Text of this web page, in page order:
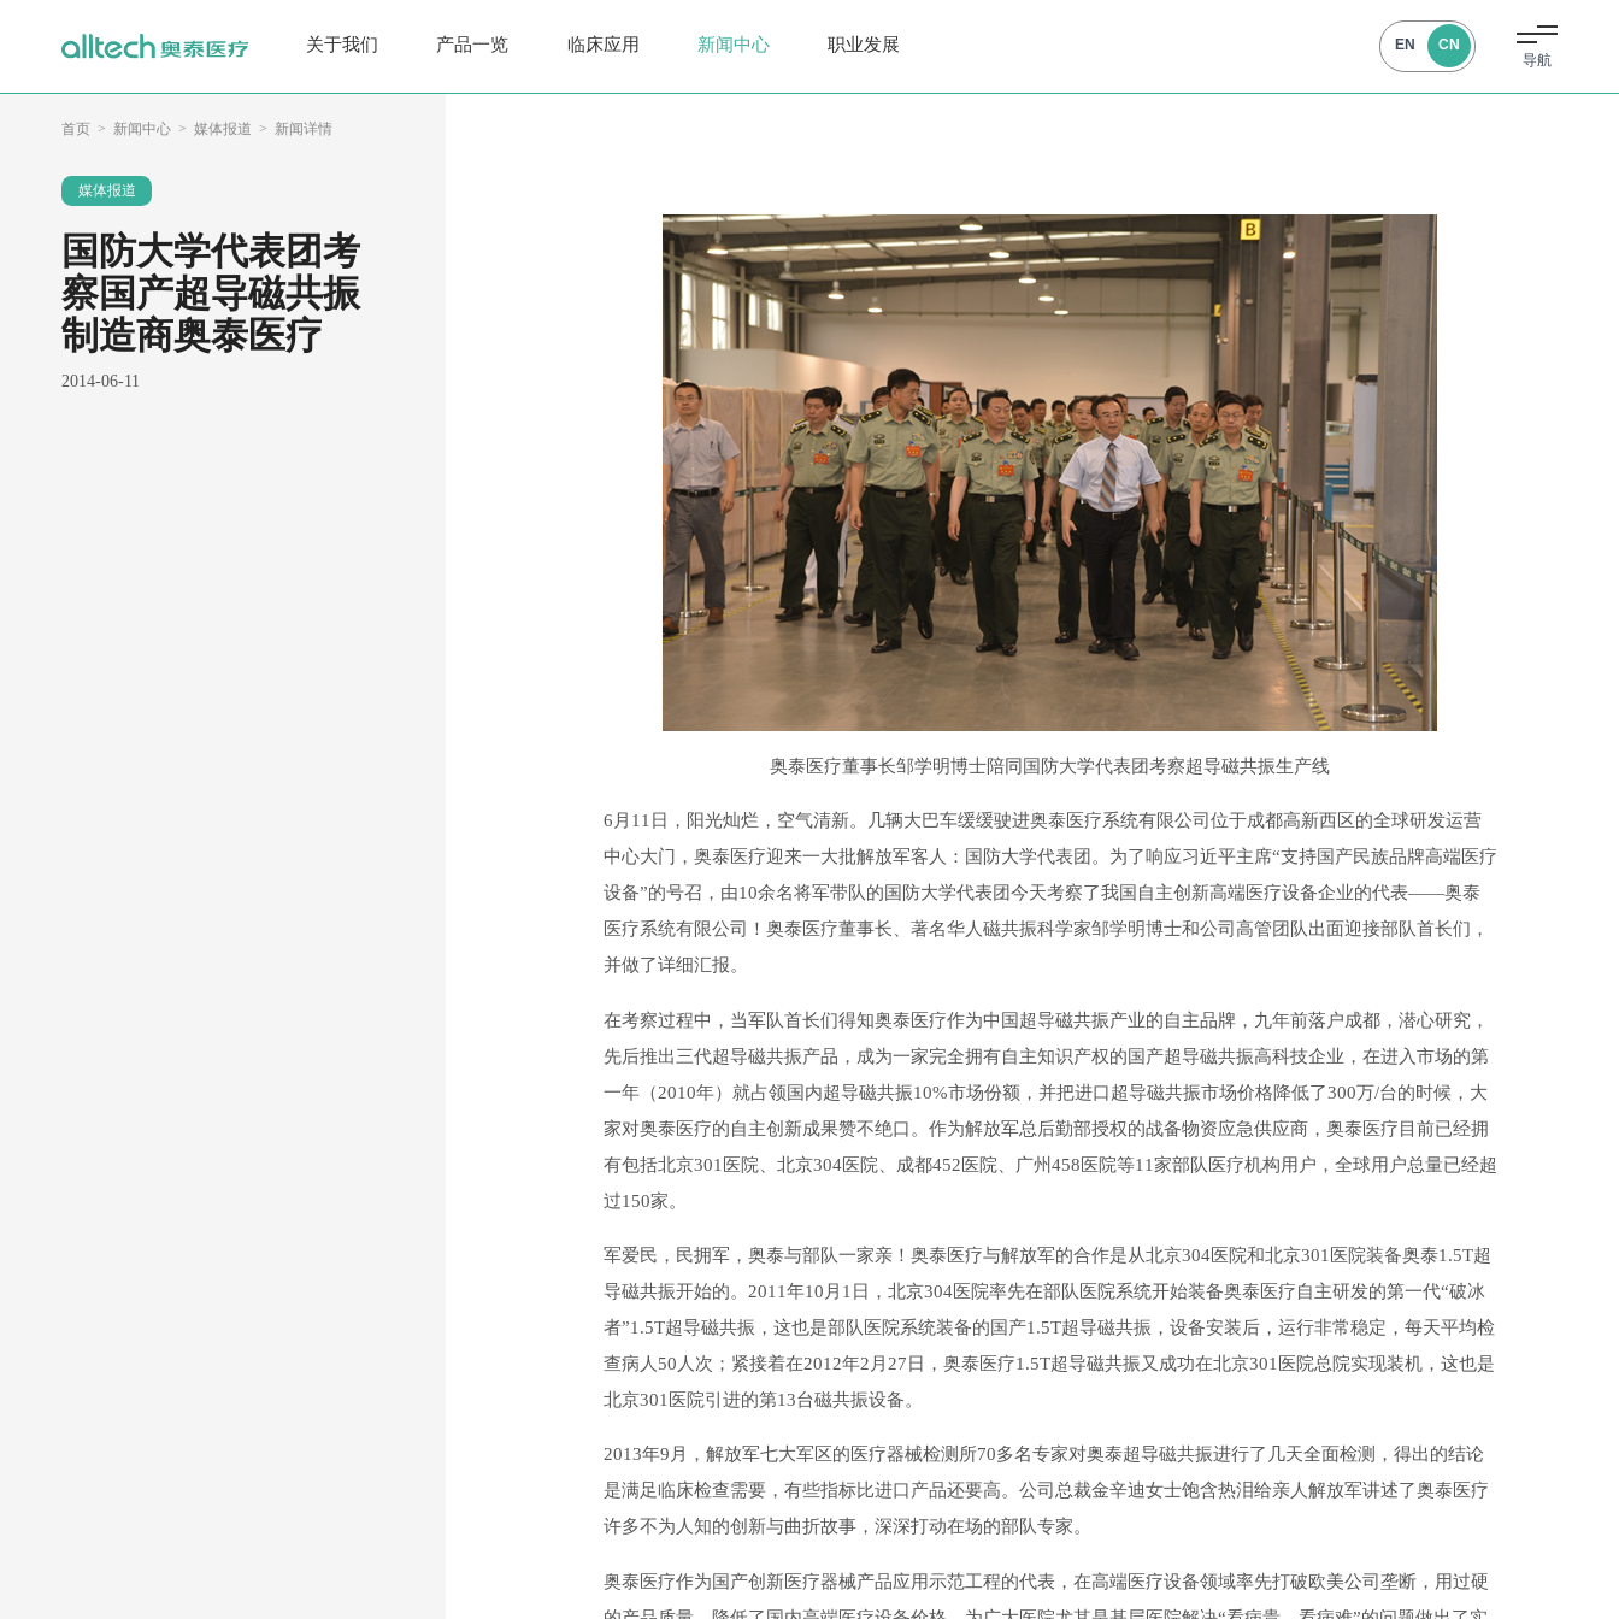
关于我们 产品一览 临床应用 新闻中心 职业发展 EN CN
导航
首页 新闻中心 媒体报道 新闻详情
媒体报道
国防大学代表团考
察国产超导磁共振
制造商奥泰医疗
2014-06-11
奥泰医疗董事长邹学明博士陪同国防大学代表团考察超导磁共振生产线
6月11日，阳光灿烂，空气清新。几辆大巴车缓缓驶进奥泰医疗系统有限公司位于成都高新西区的全球研发运营
中心大门，奥泰医疗迎来一大批解放军客人：国防大学代表团。为了响应习近平主席“支持国产民族品牌高端医疗
设备”的号召，由10余名将军带队的国防大学代表团今天考察了我国自主创新高端医疗设备企业的代表——奥泰
医疗系统有限公司！奥泰医疗董事长、著名华人磁共振科学家邹学明博士和公司高管团队出面迎接部队首长们，
并做了详细汇报。
在考察过程中，当军队首长们得知奥泰医疗作为中国超导磁共振产业的自主品牌，九年前落户成都，潜心研究，
先后推出三代超导磁共振产品，成为一家完全拥有自主知识产权的国产超导磁共振高科技企业，在进入市场的第
一年（2010年）就占领国内超导磁共振10%市场份额，并把进口超导磁共振市场价格降低了300万/台的时候，大
家对奥泰医疗的自主创新成果赞不绝口。作为解放军总后勤部授权的战备物资应急供应商，奥泰医疗目前已经拥
有包括北京301医院、北京304医院、成都452医院、广州458医院等11家部队医疗机构用户，全球用户总量已经超
过150家。
军爱民，民拥军，奥泰与部队一家亲！奥泰医疗与解放军的合作是从北京304医院和北京301医院装备奥泰1.5T超
导磁共振开始的。2011年10月1日，北京304医院率先在部队医院系统开始装备奥泰医疗自主研发的第一代“破冰
者”1.5T超导磁共振，这也是部队医院系统装备的国产1.5T超导磁共振，设备安装后，运行非常稳定，每天平均检
查病人50人次；紧接着在2012年2月27日，奥泰医疗1.5T超导磁共振又成功在北京301医院总院实现装机，这也是
北京301医院引进的第13台磁共振设备。
2013年9月，解放军七大军区的医疗器械检测所70多名专家对奥泰超导磁共振进行了几天全面检测，得出的结论
是满足临床检查需要，有些指标比进口产品还要高。公司总裁金辛迪女士饱含热泪给亲人解放军讲述了奥泰医疗
许多不为人知的创新与曲折故事，深深打动在场的部队专家。
奥泰医疗作为国产创新医疗器械产品应用示范工程的代表，在高端医疗设备领域率先打破欧美公司垄断，用过硬